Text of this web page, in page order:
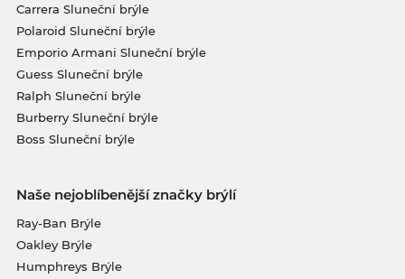
Carrera Sluneční brýle
Polaroid Sluneční brýle
Emporio Armani Sluneční brýle
Guess Sluneční brýle
Ralph Sluneční brýle
Burberry Sluneční brýle
Boss Sluneční brýle
Naše nejoblíbenější značky brýlí
Ray-Ban Brýle
Oakley Brýle
Humphreys Brýle